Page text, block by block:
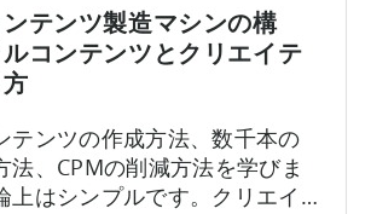
テンツ製造マシンの構
コンテンツとクリエイテ
テンツの作成方法、数千本の
法、CPMの削減方法を学びま
上はシンプルです。クリエイ